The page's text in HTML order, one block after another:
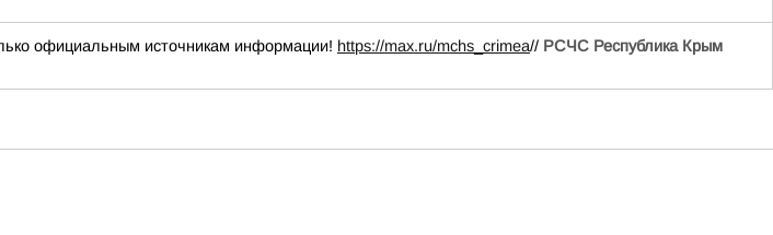
официальным источникам информации! https://max.ru/mchs_crimea// РСЧС Республика Крым